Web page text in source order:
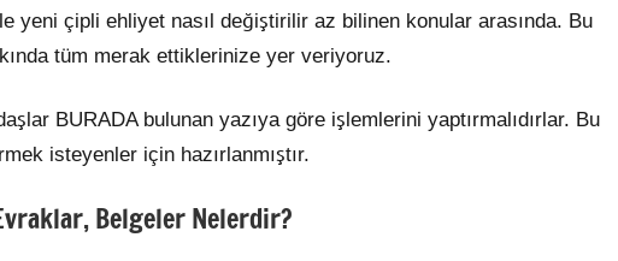
yeni çipli ehliyet nasıl değiştirilir az bilinen konular arasında. Bu
tüm merak ettiklerinize yer veriyoruz.
BURADA bulunan yazıya göre işlemlerini yaptırmalıdırlar. Bu
isteyenler için hazırlanmıştır.
Belgeler Nelerdir?